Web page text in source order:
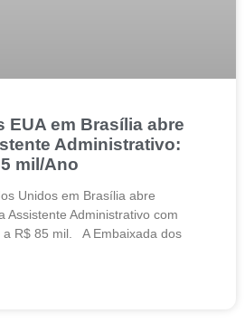
EUA em Brasília abre
Administrativo:
mil/Ano
Unidos em Brasília abre
Assistente Administrativo com
a R$ 85 mil. A Embaixada dos